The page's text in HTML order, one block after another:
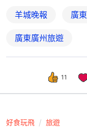
羊城晚報 廣東
廣東廣州旅遊
11
好食玩飛 旅遊